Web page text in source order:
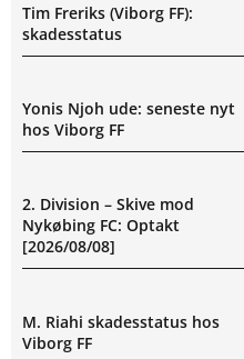
Tim Freriks (Viborg FF):
skadesstatus
Yonis Njoh ude: seneste nyt
hos Viborg FF
2. Division – Skive mod
Nykøbing FC: Optakt
[2026/08/08]
M. Riahi skadesstatus hos
Viborg FF